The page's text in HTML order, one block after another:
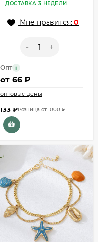
ДОСТАВКА 3 НЕДЕЛИ
Мне нравится: 0
- +
Опт i
от 66 ₽
оптовые цены
133 ₽Розница от 1000 ₽